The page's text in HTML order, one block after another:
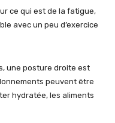
ce qui est de la fatigue,
avec un peu d’exercice
une posture droite est
peuvent être
hydratée, les aliments